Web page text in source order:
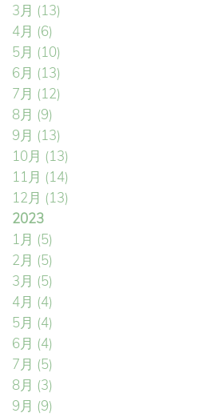
3月 (13)
4月 (6)
5月 (10)
6月 (13)
7月 (12)
8月 (9)
9月 (13)
10月 (13)
11月 (14)
12月 (13)
2023
1月 (5)
2月 (5)
3月 (5)
4月 (4)
5月 (4)
6月 (4)
7月 (5)
8月 (3)
9月 (9)